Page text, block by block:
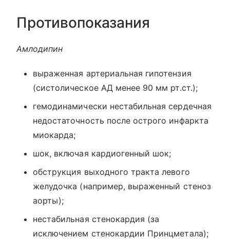
Противопоказания
Амлодипин
выраженная артериальная гипотензия
(систолическое АД менее 90 мм рт.ст.);
гемодинамически нестабильная сердечная
недостаточность после острого инфаркта
миокарда;
шок, включая кардиогенный шок;
обструкция выходного тракта левого
желудочка (например, выраженный стеноз
аорты);
нестабильная стенокардия (за
исключением стенокардии Принцметала);